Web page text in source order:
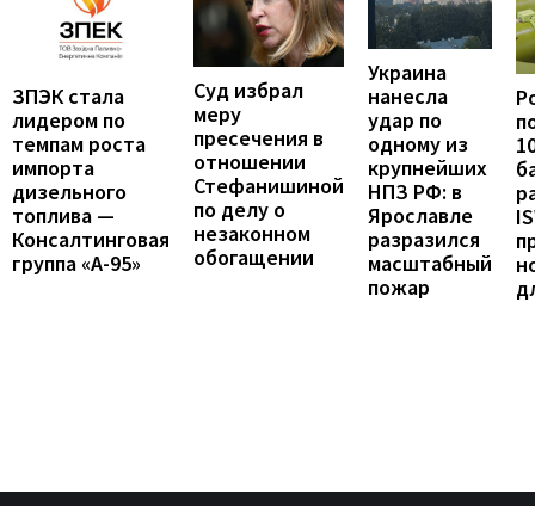
ЗПЭК стала
лидером по
темпам роста
импорта
дизельного
топлива —
Консалтинговая
группа «А-95»
Суд избрал
меру
пресечения в
отношении
Стефанишиной
по делу о
незаконном
обогащении
Украина
нанесла
удар по
одному из
крупнейших
НПЗ РФ: в
Ярославле
разразился
масштабный
пожар